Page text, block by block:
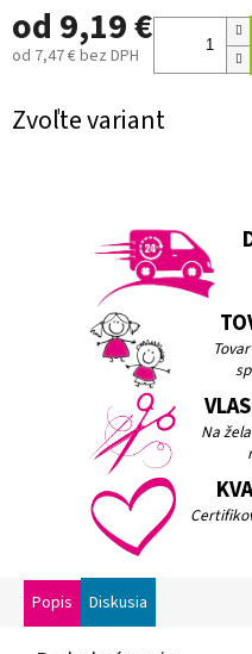
od 9,19 €
od 7,47 €bez DPH
cena:
Zvoľte variant
Na
Popis Diskusia